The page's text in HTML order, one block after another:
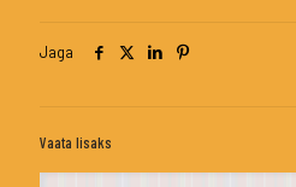
Jaga
Vaata lisaks